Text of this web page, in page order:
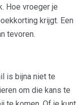
Hoe vroeger je
krijgt. Een
tevoren.
is bijna niet te
om die kans te